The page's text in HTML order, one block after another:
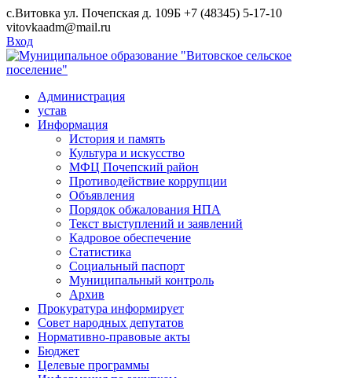
Skip
to
content
с.Витовка ул. Почепская д. 109Б +7 (48345) 5-17-10
vitovkaadm@mail.ru
Вход
Администрация
устав
Информация
История и память
Культура и искусство
МФЦ Почепский район
Противодействие коррупции
Объявления
Порядок обжалования НПА
Текст выступлений и заявлений
Кадровое обеспечение
Статистика
Социальный паспорт
Муниципальный контроль
Архив
Прокуратура информирует
Совет народных депутатов
Нормативно-правовые акты
Бюджет
Целевые программы